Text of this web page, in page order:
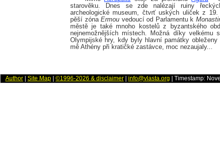
starověku. Dnes se zde nalézají ruiny
archeologické museum, čtvrť uských uliček z
pěší zóna Ermou vedoucí od Parlamentu k
městě je také mnoho kostelů z byzantského
nejnemožnějších místech. Možná díky velkému
Olympijské hry, kdy byly hlavní památky
mě Athény při kratičké zastávce, moc nezaujaly...
Author Site Map ©1996-2026 & disclaimer info@vlasta.org | Timestamp: